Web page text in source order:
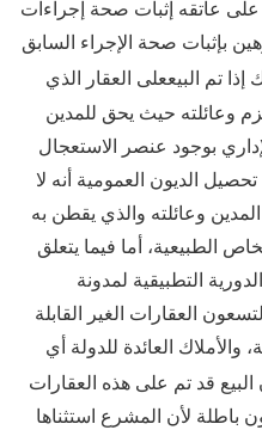
عاتقه إثبات صحة إجراءات
بإثبات صحة الإجراء السابق
إذا تم البيععلى العقار الذي
وعائلته حيث يحق للمدين
بوجود عنصر الاستعجال
الديون العمومية أنه لا
وعائلته والذي يقطن به
الطبيعية، أما فيما يتعلق
التطبيقية لمدونة
العقارات الغير القابلة
والأملاك العائدة للدولة أي
البيع قد تم على هذه العقارات
باطلة لأن المشرع استثناها